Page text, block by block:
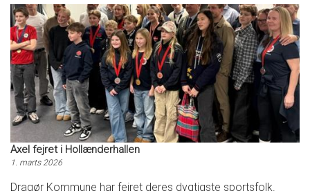
Axel fejret i Hollænderhallen
1. marts 2026
Dragør Kommune har fejret deres dygtigste sportsfolk.